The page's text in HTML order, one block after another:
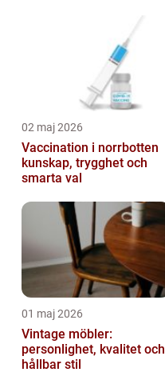
02 maj 2026
Vaccination i norrbotten
kunskap, trygghet och
smarta val
01 maj 2026
Vintage möbler:
personlighet, kvalitet och
hållbar stil